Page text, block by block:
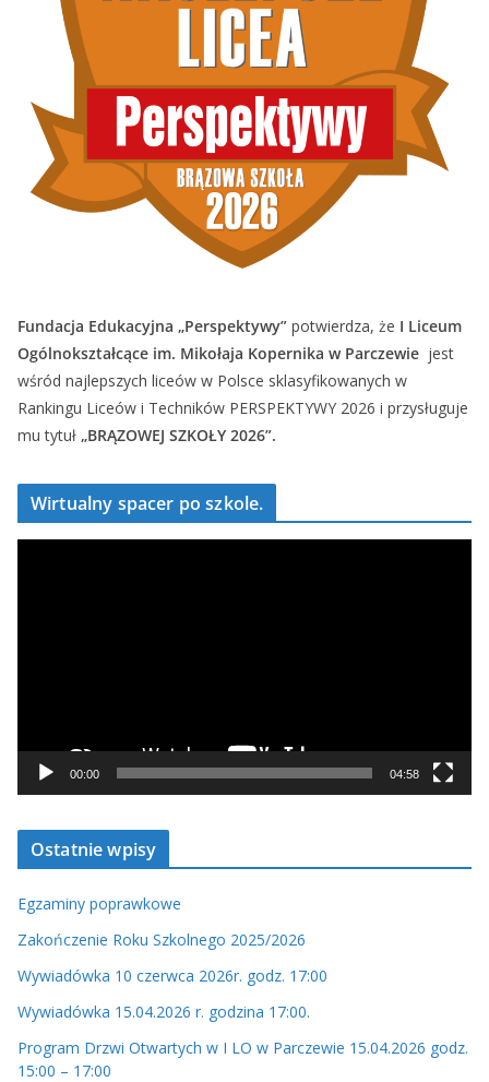
Fundacja Edukacyjna „Perspektywy” potwierdza, że I Liceum
Ogólnokształcące im. Mikołaja Kopernika w Parczewie jest
wśród najlepszych liceów w Polsce sklasyfikowanych w
Rankingu Liceów i Techników PERSPEKTYWY 2026 i przysługuje
mu tytuł „BRĄZOWEJ SZKOŁY 2026”.
Wirtualny spacer po szkole.
z
e
o
00:00 04:58
Ostatnie wpisy
Egzaminy poprawkowe
Zakończenie Roku Szkolnego 2025/2026
Wywiadówka 10 czerwca 2026r. godz. 17:00
Wywiadówka 15.04.2026 r. godzina 17:00.
Program Drzwi Otwartych w I LO w Parczewie 15.04.2026 godz.
15:00 – 17:00